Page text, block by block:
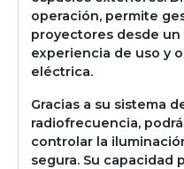
operación, permite
proyectores desde
experiencia de uso y
eléctrica.
Gracias a su sistema
radiofrecuencia,
controlar la
segura. Su capacidad